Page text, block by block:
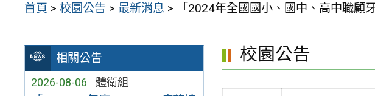
首頁 >校園公告 > 最新消息 > 「2024年全國國小、國中、高中職顧
相關公告
2026-08-06 體衛組
校園公告